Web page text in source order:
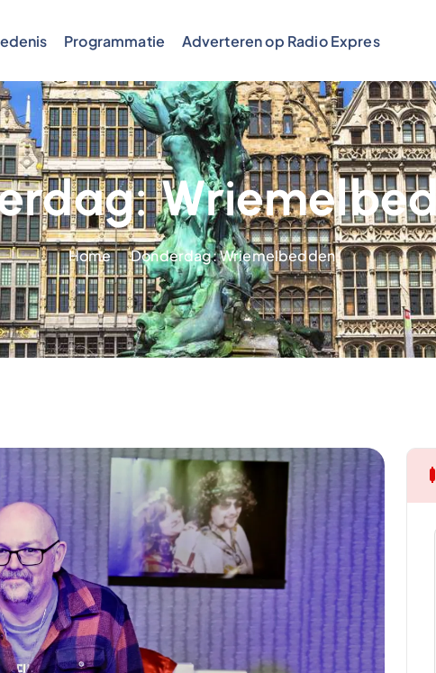
Programmatie Adverteren op Radio Expres
Home Donderdag: Wriemelbedden